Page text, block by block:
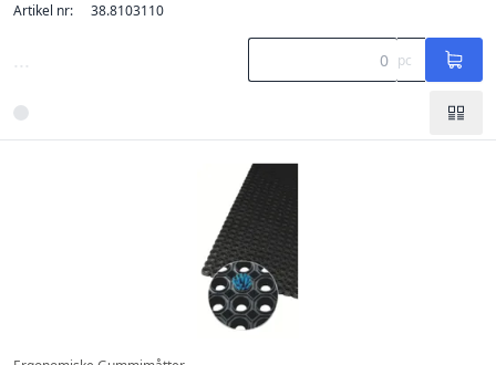
Artikel nr: 38.8103110
... pc